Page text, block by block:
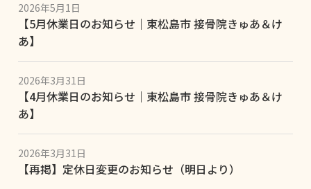
2026年5月1日
【5月休業日のお知らせ｜東松島市 接骨院きゅあ＆け
あ】
2026年3月31日
【4月休業日のお知らせ｜東松島市 接骨院きゅあ＆け
あ】
2026年3月31日
【再掲】定休日変更のお知らせ（明日より）